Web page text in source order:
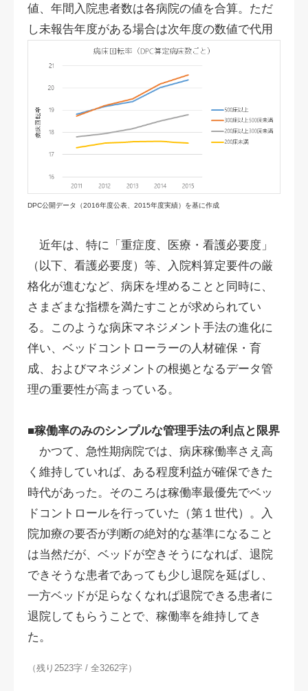
値、年間入院患者数は各病院の値を合算。ただ
し未報告年度がある場合は次年度の数値で代用
DPC公開データ（2016年度公表、2015年度実績）を基に作成
近年は、特に「重症度、医療・看護必要度」
（以下、看護必要度）等、入院料算定要件の厳
格化が進むなど、病床を埋めることと同時に、
さまざまな指標を満たすことが求められてい
る。このような病床マネジメント手法の進化に
伴い、ベッドコントローラーの人材確保・育
成、およびマネジメントの根拠となるデータ管
理の重要性が高まっている。
■稼働率のみのシンプルな管理手法の利点と限界
かつて、急性期病院では、病床稼働率さえ高
く維持していれば、ある程度利益が確保できた
時代があった。そのころは稼働率最優先でベッ
ドコントロールを行っていた（第１世代）。入
院加療の要否が判断の絶対的な基準になること
は当然だが、ベッドが空きそうになれば、退院
できそうな患者であっても少し退院を延ばし、
一方ベッドが足らなくなれば退院できる患者に
退院してもらうことで、稼働率を維持してき
た。
（残り2523字 / 全3262字）